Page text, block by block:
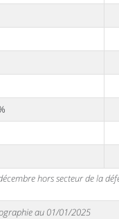
hors secteur de la
au 01/01/2025